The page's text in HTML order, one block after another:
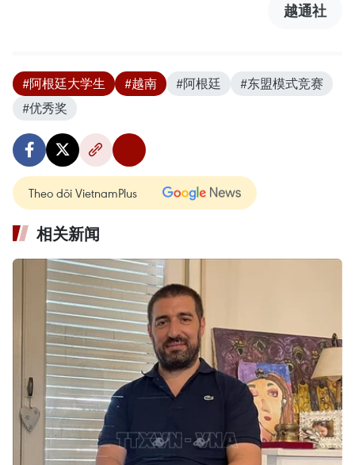
越通社
#阿根廷大学生 #越南 #阿根廷
#东盟模式竞赛
#优秀奖
Theo dõi VietnamPlus
相关新闻